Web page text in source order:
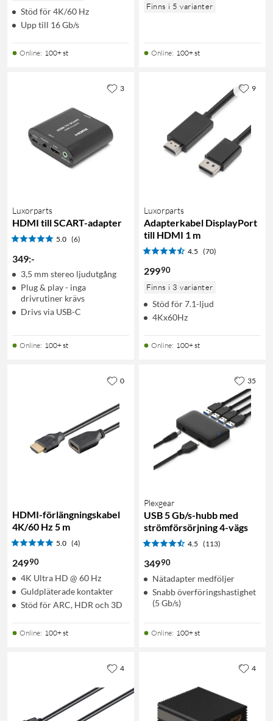
Stöd för 4K/60 Hz
Upp till 16 Gb/s
Online: 100+ st
Finns i 5 varianter
Online: 100+ st
Luxorparts
HDMI till SCART-adapter
5.0 (6)
349:-
3,5 mm stereo ljudutgång
Plug & play - inga
drivrutiner krävs
Drivs via USB-C
Online: 100+ st
3
Luxorparts
Adapterkabel DisplayPort
till HDMI 1 m
4.5 (70)
29990
Finns i 3 varianter
Stöd för 7.1-ljud
4Kx60Hz
Online: 100+ st
9
HDMI-förlängningskabel
4K/60 Hz 5 m
5.0 (4)
24990
4K Ultra HD @ 60 Hz
Guldpläterade kontakter
Stöd för ARC, HDR och 3D
Online: 100+ st
0
Plexgear
USB 5 Gb/s-hubb med
strömförsörjning 4-vägs
4.5 (113)
34990
Nätadapter medföljer
Snabb överföringshastighet
(5 Gb/s)
Online: 100+ st
35
4 4